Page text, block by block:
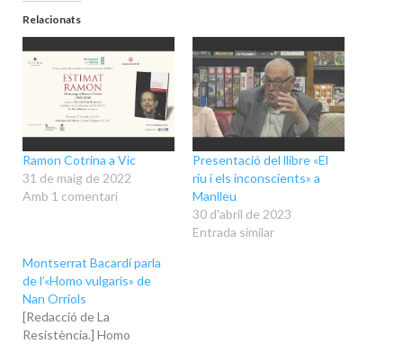
Relacionats
Ramon Cotrina a Vic
31 de maig de 2022
Amb 1 comentari
Presentació del llibre «El
riu i els inconscients» a
Manlleu
30 d'abril de 2023
Entrada similar
Montserrat Bacardí parla
de l’«Homo vulgaris» de
Nan Orriols
[Redacció de La
Resistència.] Homo